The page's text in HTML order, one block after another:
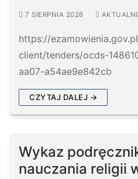
7 SIERPNIA 2026
https://
client/tenders/ocds-
aa07-a54ae9e842cb
CZYTAJ DALEJ →
Wykaz
nauczania religii